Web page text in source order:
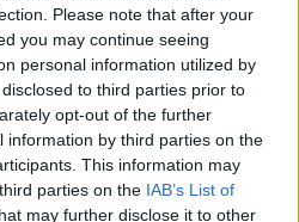
Please note that after your
you may continue seeing
personal information utilized by
to third parties prior to
opt-out of the further
information by third parties on the
This information may
parties on the IAB’s List of
may further disclose it to other